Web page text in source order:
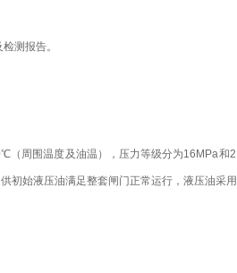
测报告。
周围温度及油温），压力等级分为16MPa和
初始液压油满足整套闸门正常运行，液压油采